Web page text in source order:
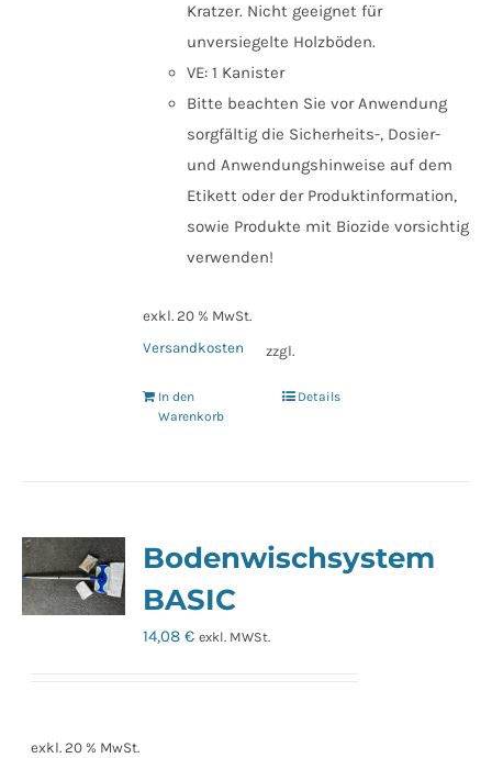
Kratzer. Nicht geeignet für
unversiegelte Holzböden.
VE: 1 Kanister
Bitte beachten Sie vor Anwendung
sorgfältig die Sicherheits-, Dosier-
und Anwendungshinweise auf dem
Etikett oder der Produktinformation,
sowie Produkte mit Biozide vorsichtig
verwenden!
exkl. 20 % MwSt.
zzgl.
Versandkosten
In den
Warenkorb
Details
Bodenwischsystem
BASIC
14,08€ exkl. MWSt.
exkl. 20 % MwSt.